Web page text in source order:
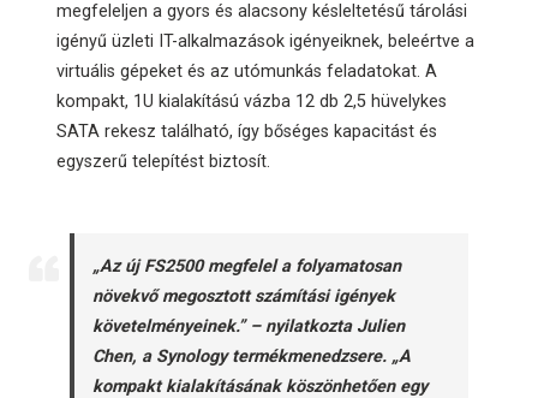
megfeleljen a gyors és alacsony késleltetésű tárolási
igényű üzleti IT-alkalmazások igényeiknek, beleértve a
virtuális gépeket és az utómunkás feladatokat. A
kompakt, 1U kialakítású vázba 12 db 2,5 hüvelykes
SATA rekesz található, így bőséges kapacitást és
egyszerű telepítést biztosít.
„Az új FS2500 megfelel a folyamatosan
növekvő megosztott számítási igények
követelményeinek.” – nyilatkozta Julien
Chen, a Synology termékmenedzsere. „A
kompakt kialakításának köszönhetően egy